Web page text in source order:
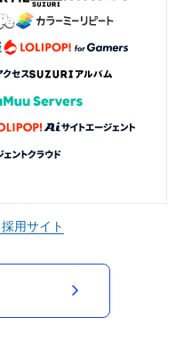
採用サイト